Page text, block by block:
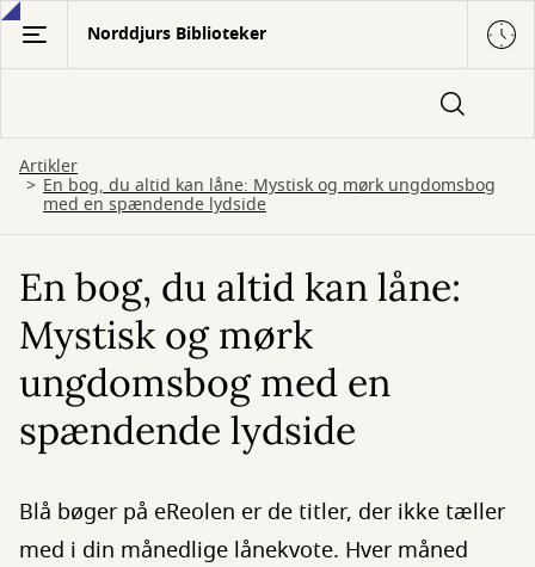
Gå
hovedindhold
Norddjurs Biblioteker
Artikler
En bog, du altid kan låne: Mystisk og mørk ungdomsbog
med en spændende lydside
En bog, du altid kan låne:
Mystisk og mørk
ungdomsbog med en
spændende lydside
Blå bøger på eReolen er de titler, der ikke tæller
med i din månedlige lånekvote. Hver måned